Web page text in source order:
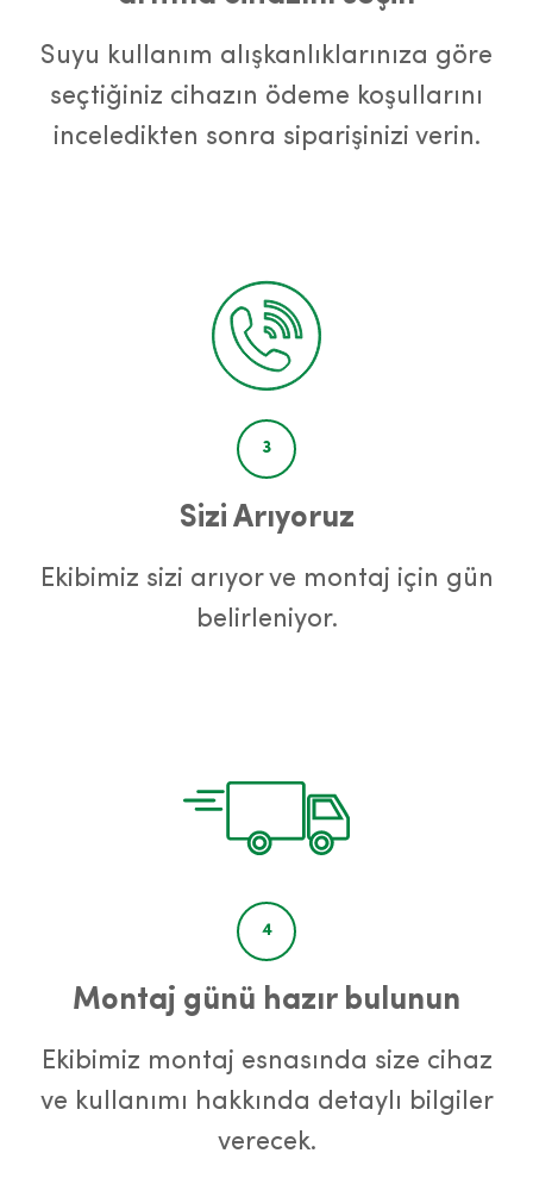
Suyu kullanım alışkanlıklarınıza göre
seçtiğiniz cihazın ödeme koşullarını
inceledikten sonra siparişinizi verin.
3
Sizi Arıyoruz
Ekibimiz sizi arıyor ve montaj için gün
belirleniyor.
4
Montaj günü hazır bulunun
Ekibimiz montaj esnasında size cihaz
ve kullanımı hakkında detaylı bilgiler
verecek.